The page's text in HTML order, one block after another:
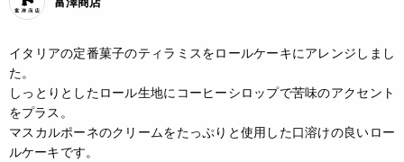
イタリアの定番菓子のティラミスをロールケーキにアレンジしまし
た。
しっとりとしたロール生地にコーヒーシロップで苦味のアクセント
をプラス。
マスカルポーネのクリームをたっぷりと使用した口溶けの良いロー
ルケーキです。